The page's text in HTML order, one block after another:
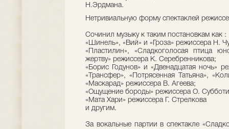
Н.Эрдмана.
Нетривиальную форму спектаклей
Сочинил музыку к таким постановкам как :
«Шинель», «Вий» и «Гроза» режиссера Н.
«Пластилин», «Сладкоголосая птица
жертву» режиссера К. Серебренникова;
«Борис Годунов» и «Двенадцатая ночь»
«Трансфер», «Потрясенная Татьяна»,
«Маскарад» режиссера В. Агеева;
«Ощущение бороды» режиссера О.
«Мата Хари» режиссера Г. Стрелкова
и другим.
За вокальные партии в спектакле